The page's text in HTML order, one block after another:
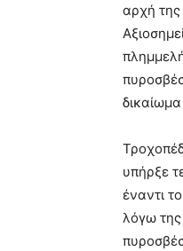
αρχή της
υπήρξε
έναντι
λόγω